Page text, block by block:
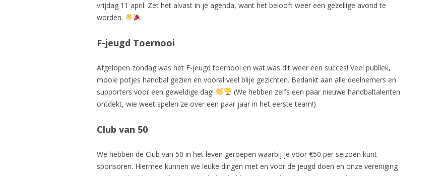
vrijdag 11 april. Zet het alvast in je agenda, want het belooft weer een gezellige avond te
worden.
F-jeugd Toernooi
Afgelopen zondag was het F-jeugd toernooi en wat was dit weer een succes! Veel publiek,
mooie potjes handbal gezien en vooral veel blije gezichten. Bedankt aan alle deelnemers en
supporters voor een geweldige dag!
(We hebben zelfs een paar nieuwe handbaltalenten
ontdekt, wie weet spelen ze over een paar jaar in het eerste team!)
Club van 50
We hebben de Club van 50 in het leven geroepen waarbij je voor €50 per seizoen kunt
sponsoren. Hiermee kunnen we leuke dingen met en voor de jeugd doen en onze vereniging